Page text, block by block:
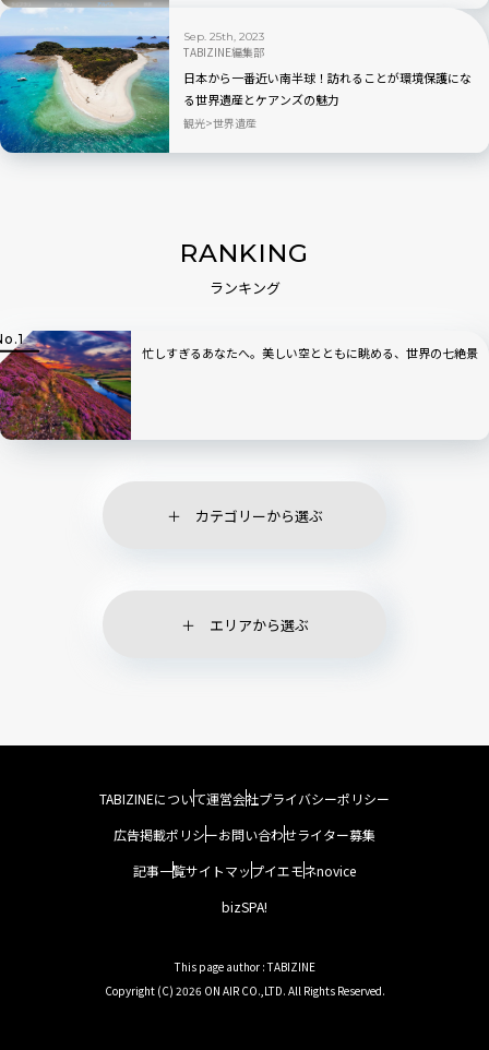
Sep. 25th, 2023
TABIZINE編集部
日本から一番近い南半球！訪れることが環境保護にな
る世界遺産とケアンズの魅力
観光 世界遺産
RANKING
ランキング
忙しすぎるあなたへ。美しい空とともに眺める、世界の七絶景
カテゴリーから選ぶ
エリアから選ぶ
TABIZINEについて運営会社プライバシーポリシー
広告掲載ポリシーお問い合わせライター募集
記事一覧サイトマップイエモネnovice
bizSPA!
This page author : TABIZINE
Copyright (C) 2026 ON AIR CO.,LTD. All Rights Reserved.